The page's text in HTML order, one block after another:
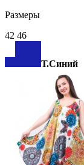
Размеры
42 46
Т.Синий